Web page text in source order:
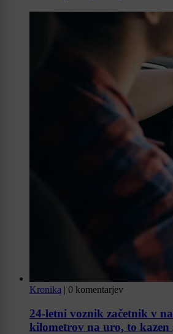
Kronika | 0 komentarjev
24-letni voznik začetnik v
kilometrov na uro, to kazen